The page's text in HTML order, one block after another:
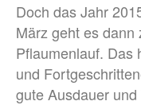
Doch das Jahr
März geht es dann
Pflaumenlauf. Das
und
gute Ausdauer